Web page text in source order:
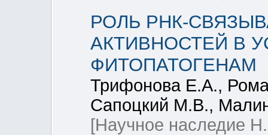
РОЛЬ РНК-
АКТИВНОСТЕЙ В
ФИТОПАТОГЕНАМ
Трифонова Е.А.,
Сапоцкий М.В.,
[Научное наследие